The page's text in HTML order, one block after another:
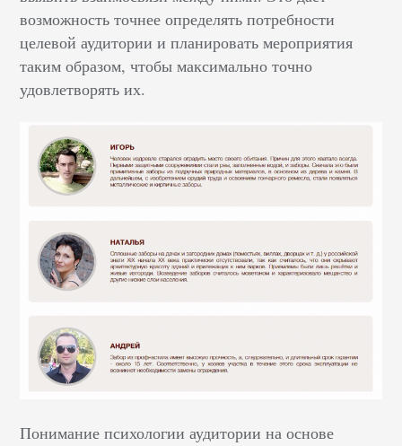
возможность точнее определять потребности
целевой аудитории и планировать мероприятия
таким образом, чтобы максимально точно
удовлетворять их.
Понимание психологии аудитории на основе